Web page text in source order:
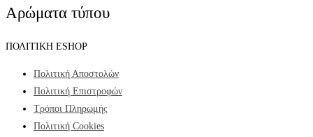
Αρώματα τύπου
ΠΟΛΙΤΙΚΗ ESHOP
Πολιτική Αποστολών
Πολιτική Επιστροφών
Τρόποι Πληρωμής
Πολιτική Cookies